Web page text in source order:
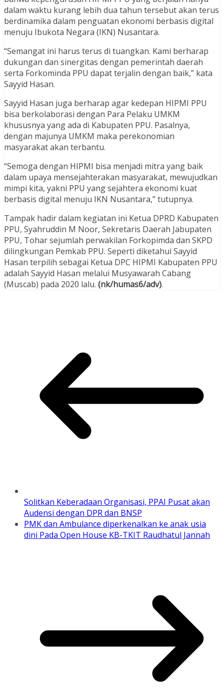
dalam waktu kurang lebih dua tahun tersebut akan terus
berdinamika dalam penguatan ekonomi berbasis digital
menuju Ibukota Negara (IKN) Nusantara.
“Semangat ini harus terus di tuangkan. Kami berharap
dukungan dan sinergitas dengan pemerintah daerah
serta Forkominda PPU dapat terjalin dengan baik,” kata
Sayyid Hasan.
Sayyid Hasan juga berharap agar kedepan HIPMI PPU
bisa berkolaborasi dengan Para Pelaku UMKM
khususnya yang ada di Kabupaten PPU. Pasalnya,
dengan majunya UMKM maka perekonomian
masyarakat akan terbantu.
“Semoga dengan HIPMI bisa menjadi mitra yang baik
dalam upaya mensejahterakan masyarakat, mewujudkan
mimpi kita, yakni PPU yang sejahtera ekonomi kuat
berbasis digital menuju IKN Nusantara,” tutupnya.
Tampak hadir dalam kegiatan ini Ketua DPRD Kabupaten
PPU, Syahruddin M Noor, Sekretaris Daerah Jabupaten
PPU, Tohar sejumlah perwakilan Forkopimda dan SKPD
dilingkungan Pemkab PPU. Seperti diketahui Sayyid
Hasan terpilih sebagai Ketua DPC HIPMI Kabupaten PPU
adalah Sayyid Hasan melalui Musyawarah Cabang
(Muscab) pada 2020 lalu. (nk/humas6/adv).
Solitkan Keberadaan Organisasi, PPAI Pusat akan
Audensi dengan DPR dan BNSP
PMK dan Ambulance diperkenalkan ke anak usia
dini Pada Open House KB-TKIT Raudhatul Jannah